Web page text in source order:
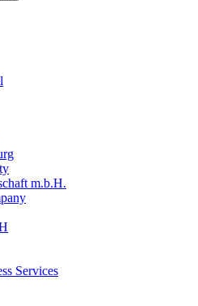
m.b.H.
Services